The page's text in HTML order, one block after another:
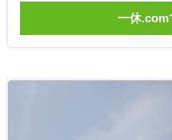
一休.com